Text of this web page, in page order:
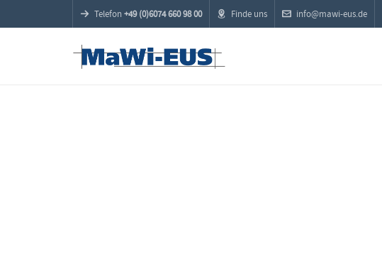
Telefon +49 (0)6074 660 98 00 Finde uns info@mawi-eus.de